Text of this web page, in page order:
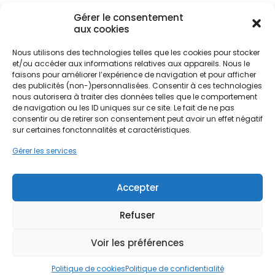
Gérer le consentement
aux cookies
Nous utilisons des technologies telles que les cookies pour stocker
et/ou accéder aux informations relatives aux appareils. Nous le
faisons pour améliorer l’expérience de navigation et pour afficher
des publicités (non-)personnalisées. Consentir à ces technologies
nous autorisera à traiter des données telles que le comportement
de navigation ou les ID uniques sur ce site. Le fait de ne pas
consentir ou de retirer son consentement peut avoir un effet négatif
sur certaines fonctonnalités et caractéristiques.
Gérer les services
Accepter
Refuser
Voir les préférences
Politique de cookiesPolitique de confidentialité
Infos et astuces(56)
Rénovation énergétique(138)
Traitement de l'eau(17)
Devis gratuit